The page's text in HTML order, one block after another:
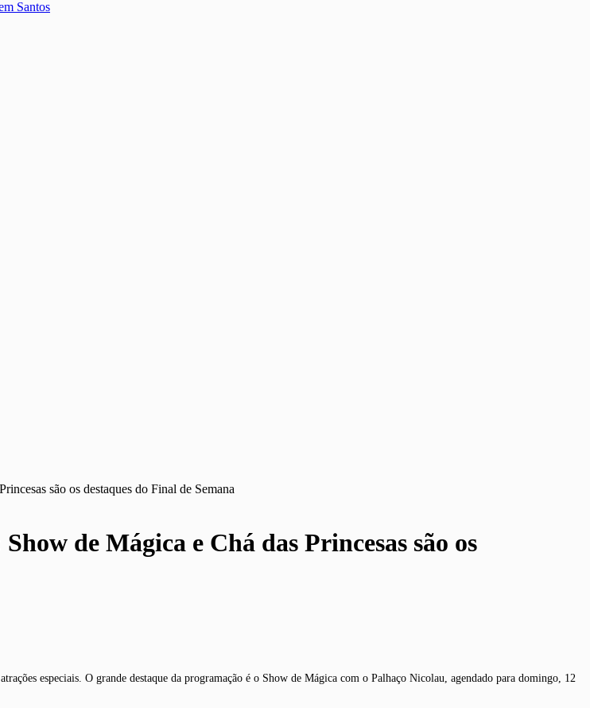
Santos
são os destaques do Final de Semana
de Mágica e Chá das Princesas são os
especiais. O grande destaque da programação é o Show de Mágica com o Palhaço Nicolau, agendado para domingo, 12